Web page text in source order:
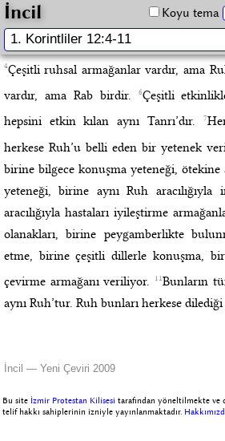
İncil Koyu tema
4Çeşitli ruhsal armağanlar vardır, ama
vardır, ama Rab birdir.
6Çeşitli
hepsini etkin kılan aynı Tanrı’dır.
7
herkese Ruh’u belli eden bir yetenek
birine bilgece konuşma yeteneği, ötekine
yeteneği, birine aynı Ruh
aracılığıyla hastaları iyileştirme
olanakları, birine peygamberlikte
etme, birine çeşitli dillerle konuşma,
çevirme armağanı veriliyor.
11Bunların
aynı Ruh’tur. Ruh bunları herkese dilediği
İncil — Yeni Çeviri 2009
Bu site İzmir Protestan Kilisesi tarafından yöneltilmekte ve
telif hakkı sahiplerinin izniyle yayınlanmaktadır.